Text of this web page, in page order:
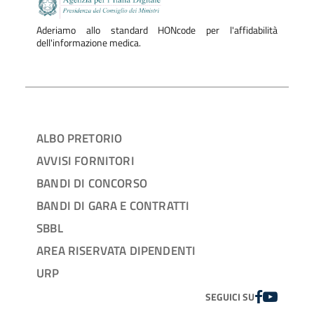
Aderiamo allo standard HONcode per l'affidabilità
dell'informazione medica.
ALBO PRETORIO
AVVISI FORNITORI
BANDI DI CONCORSO
BANDI DI GARA E CONTRATTI
SBBL
AREA RISERVATA DIPENDENTI
URP
SEGUICI SUFACEBOOK
YOUTUBE